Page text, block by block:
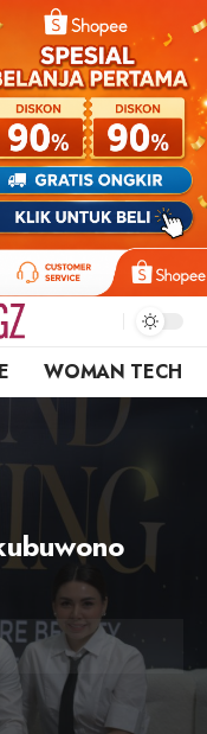
WOMAN TECH